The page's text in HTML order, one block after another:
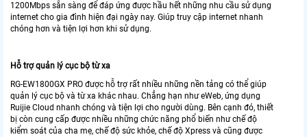
1200Mbps sẵn sàng để đáp ứng được hầu hết những nhu cầu sử dụng
internet cho gia đình hiện đại ngày nay. Giúp truy cập internet nhanh
chóng hơn và tiện lợi hơn khi sử dụng.
Hỗ trợ quản lý cục bộ từ xa
RG-EW1800GX PRO được hỗ trợ rất nhiều những nền tảng có thể giúp
quản lý cục bộ và từ xa khác nhau. Chẳng hạn như eWeb, ứng dụng
Ruijie Cloud nhanh chóng và tiện lợi cho người dùng. Bên cạnh đó, thiết
bị còn cung cấp được nhiều những chức năng phổ biến như chế độ
kiểm soát của cha mẹ, chế độ sức khỏe, chế độ Xpress và cũng được